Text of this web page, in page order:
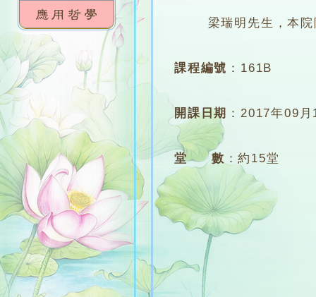
梁瑞明先生，本院
課程編號 ： 161B
開課日期 ：2017年09月
堂 數 ：約15堂